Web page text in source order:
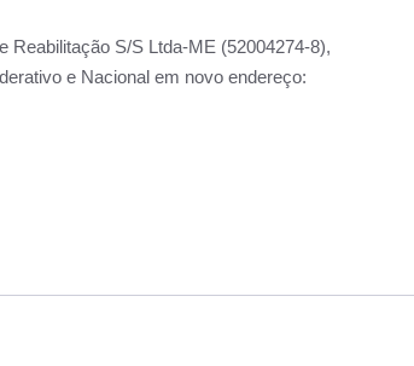
Reabilitação S/S Ltda-ME (52004274-8),
e Nacional em novo endereço: